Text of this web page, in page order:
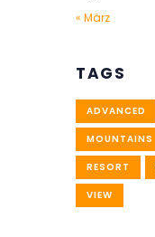
« März
TAGS
ADVANCED
MOUNTAINS
RESORT
VIEW